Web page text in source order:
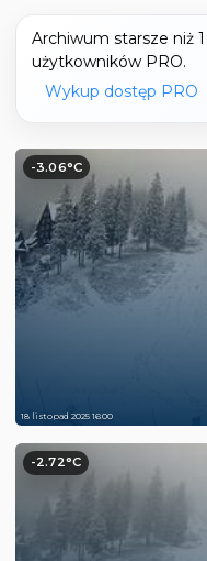
Archiwum starsze niż
użytkowników PRO.
Wykup dostęp PRO
-3.06°C
18 listopad 2025 16:00
-2.72°C